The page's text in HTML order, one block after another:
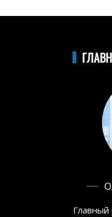
Главный